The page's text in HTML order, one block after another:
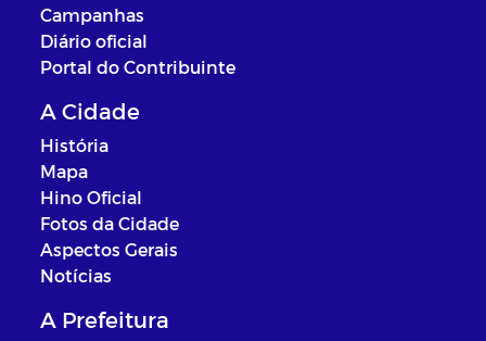
Campanhas
Diário oficial
Portal do Contribuinte
A Cidade
História
Mapa
Hino Oficial
Fotos da Cidade
Aspectos Gerais
Notícias
A Prefeitura